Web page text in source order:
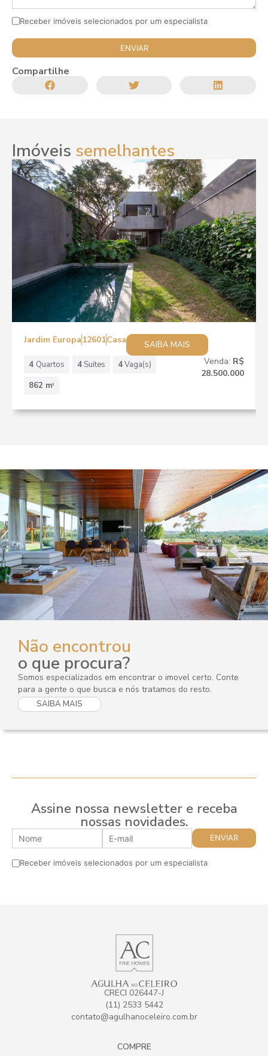
Receber imóveis selecionados por um especialista
Compartilhe
Imóveis semelhantes
Jardim Europa 12601Casa
SAIBA MAIS
4 Quartos 4 Suites 4Vaga(s)
862 m2
Venda: R$
28.500.000
Não encontrou
o que procura?
Somos especializados em encontrar o imovel certo. Conte
para a gente o que busca e nós tratamos do resto.
SAIBA MAIS
Assine nossa newsletter e receba
nossas novidades.
Receber imóveis selecionados por um especialista
CRECI 026447-J
(11) 2533 5442
contato@agulhanoceleiro.com.br
COMPRE